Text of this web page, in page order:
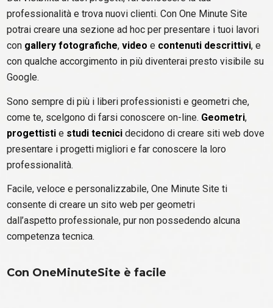
professionalità e trova nuovi clienti. Con One Minute Site
potrai creare una sezione ad hoc per presentare i tuoi lavori
con gallery fotografiche,video e contenuti descrittivi, e
con qualche accorgimento in più diventerai presto visibile su
Google.
Sono sempre di più i liberi professionisti e geometri che,
come te, scelgono di farsi conoscere on-line. Geometri,
progettisti e studi tecnici decidono di creare siti web dove
presentare i progetti migliori e far conoscere la loro
professionalità.
Facile, veloce e personalizzabile, One Minute Site ti
consente di creare un sito web per geometri
dall’aspetto professionale, pur non possedendo alcuna
competenza tecnica.
Con OneMinuteSite è facile